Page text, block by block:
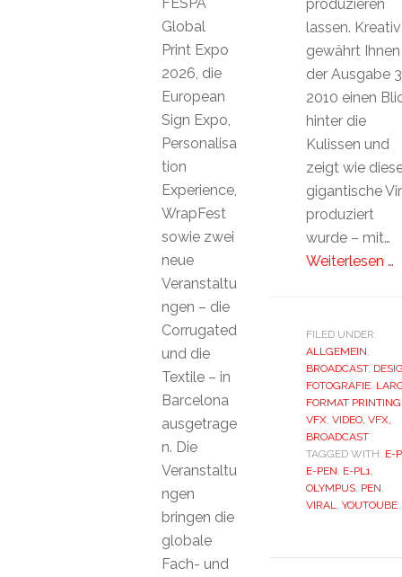
produzieren
lassen. Kreativ
gewährt Ihnen
der Ausgabe
2010 einen
hinter die
Kulissen und
zeigt wie
gigantische
produziert
wurde – mit…
Weiterlesen …
FILED UNDER:
ALLGEMEIN
BROADCAST,
FOTOGRAFIE,
FORMAT PRINTING
VFX, VIDEO, VFX,
BROADCAST
TAGGED WITH: E-
E-PEN E-PL1
OLYMPUS, PEN
VIRAL
YOUTOUBE
Global
Print Expo
2026, die
European
Sign Expo,
Personalisa
tion
Experience,
WrapFest
sowie zwei
neue
Veranstaltu
ngen – die
Corrugated
und die
Textile – in
Barcelona
ausgetrage
n. Die
Veranstaltu
ngen
bringen die
globale
Fach- und